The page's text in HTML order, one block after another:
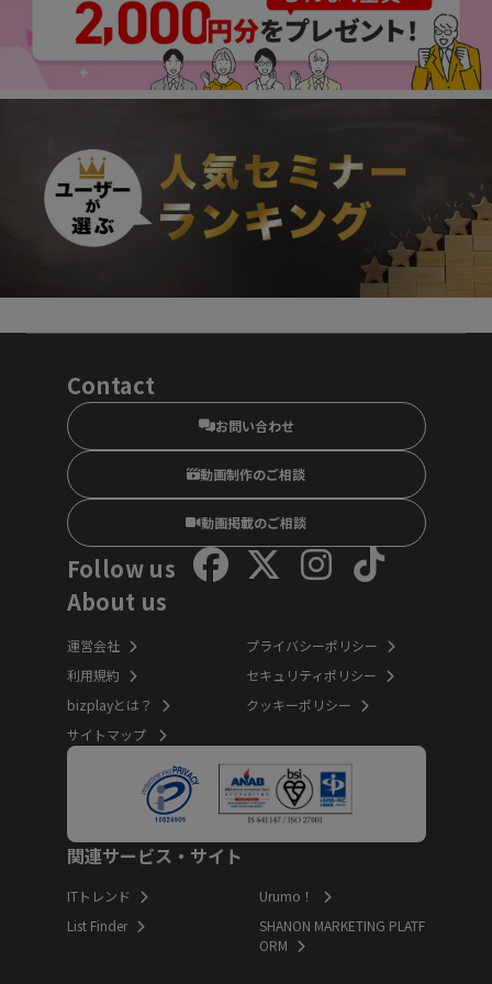
Contact
お問い合わせ
動画制作のご相談
動画掲載のご相談
Follow us
About us
運営会社
利用規約
bizplayとは？
サイトマップ
プライバシーポリシー
セキュリティポリシー
クッキーポリシー
関連サービス・サイト
ITトレンド
List Finder
Urumo！
SHANON MARKETING PLATF
ORM